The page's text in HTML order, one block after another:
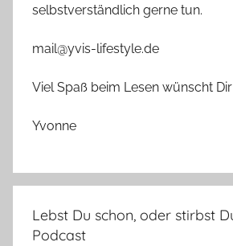
selbstverständlich gerne tun.
mail@yvis-lifestyle.de
Viel Spaß beim Lesen wünscht Dir
Yvonne
Lebst Du schon, oder stirbst
Podcast